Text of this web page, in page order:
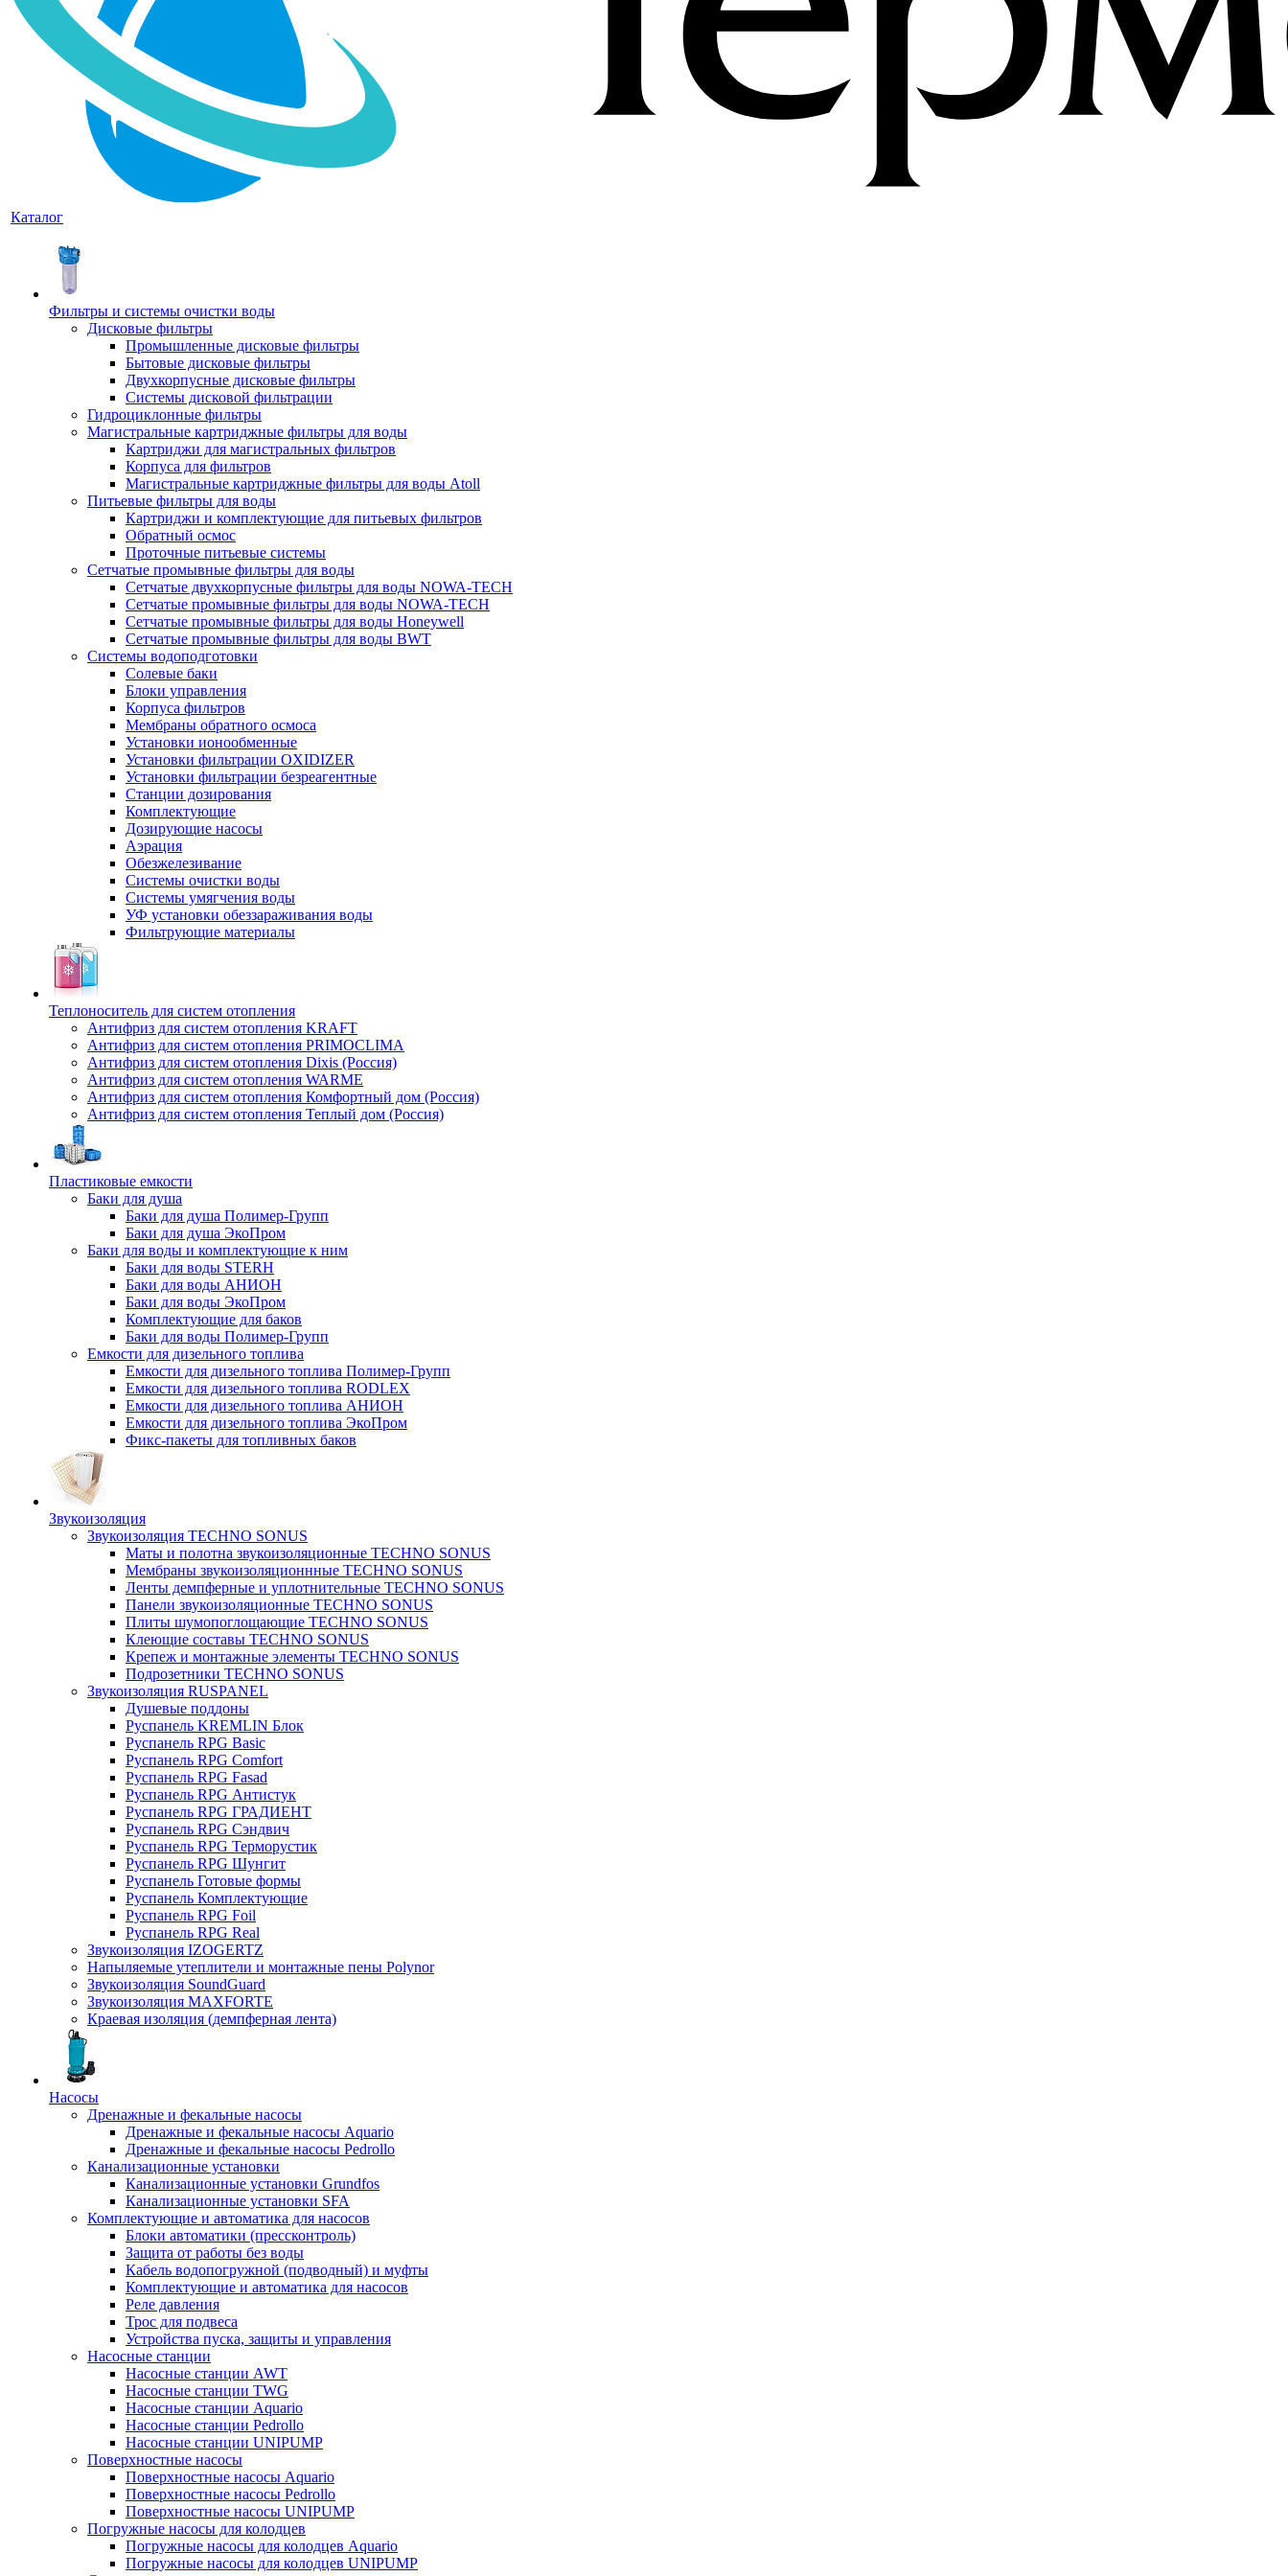
Каталог
Фильтры и системы очистки воды
Дисковые фильтры
Промышленные дисковые фильтры
Бытовые дисковые фильтры
Двухкорпусные дисковые фильтры
Системы дисковой фильтрации
Гидроциклонные фильтры
Магистральные картриджные фильтры для воды
Картриджи для магистральных фильтров
Корпуса для фильтров
Магистральные картриджные фильтры для воды Atoll
Питьевые фильтры для воды
Картриджи и комплектующие для питьевых фильтров
Обратный осмос
Проточные питьевые системы
Сетчатые промывные фильтры для воды
Сетчатые двухкорпусные фильтры для воды NOWA-TECH
Сетчатые промывные фильтры для воды NOWA-TECH
Сетчатые промывные фильтры для воды Honeywell
Сетчатые промывные фильтры для воды BWT
Системы водоподготовки
Солевые баки
Блоки управления
Корпуса фильтров
Мембраны обратного осмоса
Установки ионообменные
Установки фильтрации OXIDIZER
Установки фильтрации безреагентные
Станции дозирования
Комплектующие
Дозирующие насосы
Аэрация
Обезжелезивание
Системы очистки воды
Системы умягчения воды
УФ установки обеззараживания воды
Фильтрующие материалы
Теплоноситель для систем отопления
Антифриз для систем отопления KRAFT
Антифриз для систем отопления PRIMOCLIMA
Антифриз для систем отопления Dixis (Россия)
Антифриз для систем отопления WARME
Антифриз для систем отопления Комфортный дом (Россия)
Антифриз для систем отопления Теплый дом (Россия)
Пластиковые емкости
Баки для душа
Баки для душа Полимер-Групп
Баки для душа ЭкоПром
Баки для воды и комплектующие к ним
Баки для воды STERH
Баки для воды АНИОН
Баки для воды ЭкоПром
Комплектующие для баков
Баки для воды Полимер-Групп
Емкости для дизельного топлива
Емкости для дизельного топлива Полимер-Групп
Емкости для дизельного топлива RODLEX
Емкости для дизельного топлива АНИОН
Емкости для дизельного топлива ЭкоПром
Фикс-пакеты для топливных баков
Звукоизоляция
Звукоизоляция TECHNO SONUS
Маты и полотна звукоизоляционные TECHNO SONUS
Мембраны звукоизоляционнные TECHNO SONUS
Ленты демпферные и уплотнительные TECHNO SONUS
Панели звукоизоляционные TECHNO SONUS
Плиты шумопоглощающие TECHNO SONUS
Клеющие составы TECHNO SONUS
Крепеж и монтажные элементы TECHNO SONUS
Подрозетники TECHNO SONUS
Звукоизоляция RUSPANEL
Душевые поддоны
Руспанель KREMLIN Блок
Руспанель RPG Basic
Руспанель RPG Comfort
Руспанель RPG Fasad
Руспанель RPG Антистук
Руспанель RPG ГРАДИЕНТ
Руспанель RPG Сэндвич
Руспанель RPG Терморустик
Руспанель RPG Шунгит
Руспанель Готовые формы
Руспанель Комплектующие
Руспанель RPG Foil
Руспанель RPG Real
Звукоизоляция IZOGERTZ
Напыляемые утеплители и монтажные пены Polynor
Звукоизоляция SoundGuard
Звукоизоляция MAXFORTE
Краевая изоляция (демпферная лента)
Насосы
Дренажные и фекальные насосы
Дренажные и фекальные насосы Aquario
Дренажные и фекальные насосы Pedrollo
Канализационные установки
Канализационные установки Grundfos
Канализационные установки SFA
Комплектующие и автоматика для насосов
Блоки автоматики (прессконтроль)
Защита от работы без воды
Кабель водопогружной (подводный) и муфты
Комплектующие и автоматика для насосов
Реле давления
Трос для подвеса
Устройства пуска, защиты и управления
Насосные станции
Насосные станции AWT
Насосные станции TWG
Насосные станции Aquario
Насосные станции Pedrollo
Насосные станции UNIPUMP
Поверхностные насосы
Поверхностные насосы Aquario
Поверхностные насосы Pedrollo
Поверхностные насосы UNIPUMP
Погружные насосы для колодцев
Погружные насосы для колодцев Aquario
Погружные насосы для колодцев UNIPUMP